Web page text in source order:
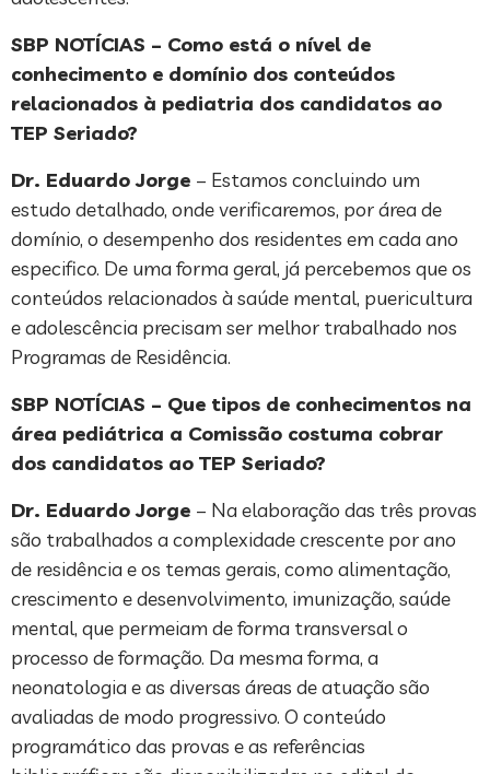
SBP NOTÍCIAS – Como está o nível de
conhecimento e domínio dos conteúdos
relacionados à pediatria dos candidatos ao
TEP Seriado?
Dr. Eduardo Jorge – Estamos concluindo um
estudo detalhado, onde verificaremos, por área de
domínio, o desempenho dos residentes em cada ano
especifico. De uma forma geral, já percebemos que os
conteúdos relacionados à saúde mental, puericultura
e adolescência precisam ser melhor trabalhado nos
Programas de Residência.
SBP NOTÍCIAS – Que tipos de conhecimentos na
área pediátrica a Comissão costuma cobrar
dos candidatos ao TEP Seriado?
Dr. Eduardo Jorge – Na elaboração das três provas
são trabalhados a complexidade crescente por ano
de residência e os temas gerais, como alimentação,
crescimento e desenvolvimento, imunização, saúde
mental, que permeiam de forma transversal o
processo de formação. Da mesma forma, a
neonatologia e as diversas áreas de atuação são
avaliadas de modo progressivo. O conteúdo
programático das provas e as referências